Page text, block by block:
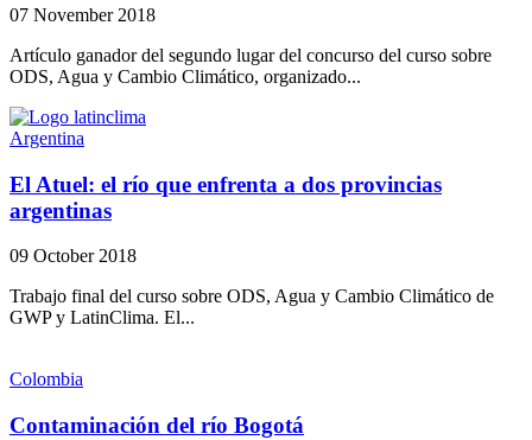
07 November 2018
Artículo ganador del segundo lugar del concurso del curso sobre
ODS, Agua y Cambio Climático, organizado...
Argentina
El Atuel: el río que enfrenta a dos provincias
argentinas
09 October 2018
Trabajo final del curso sobre ODS, Agua y Cambio Climático de
GWP y LatinClima. El...
Colombia
Contaminación del río Bogotá